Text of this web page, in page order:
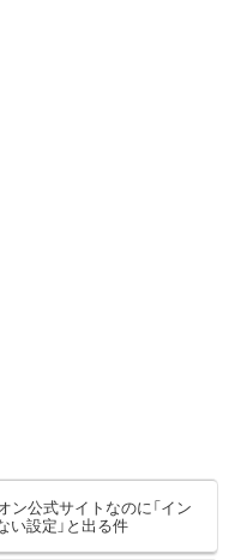
ン公式サイトなのに「イン
い設定」と出る件